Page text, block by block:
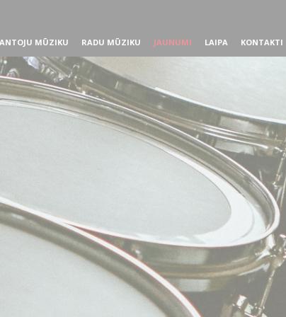
MŪZIKU RADU MŪZIKU JAUNUMI LAIPA KONTAKTI